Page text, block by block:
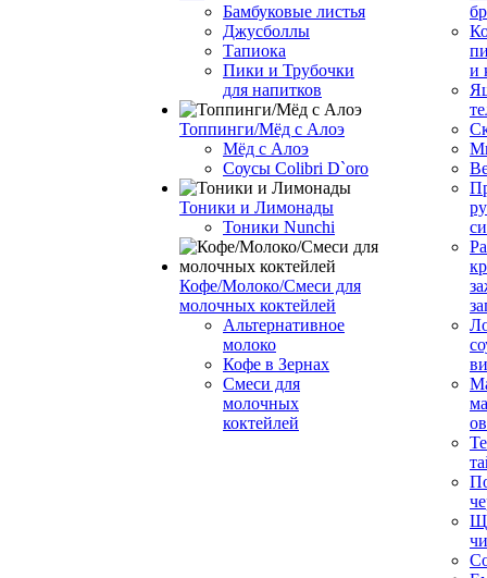
Бамбуковые листья
Джусболлы
Тапиока
Пики и Трубочки
для напитков
Топпинги/Мёд с Алоэ
Мёд с Алоэ
Соусы Colibri D`oro
Тоники и Лимонады
Тоники Nunchi
Кофе/Молоко/Смеси для
молочных коктейлей
Альтернативное
молоко
Кофе в Зернах
Смеси для
молочных
коктейлей
и